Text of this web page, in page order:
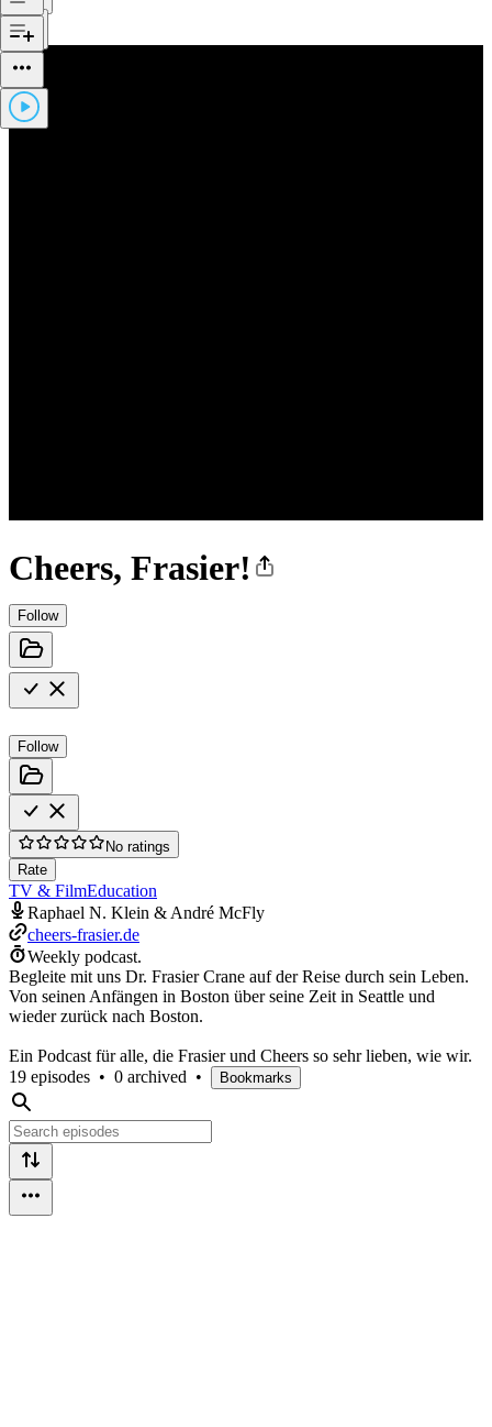
Cheers, Frasier!
Follow
Follow
No ratings
Rate
TV & FilmEducation
Raphael N. Klein & André McFly
cheers-frasier.de
Weekly podcast.
Begleite mit uns Dr. Frasier Crane auf der Reise durch sein Leben.
Von seinen Anfängen in Boston über seine Zeit in Seattle und
wieder zurück nach Boston.
Ein Podcast für alle, die Frasier und Cheers so sehr lieben, wie wir.
19 episodes • 0 archived • Bookmarks